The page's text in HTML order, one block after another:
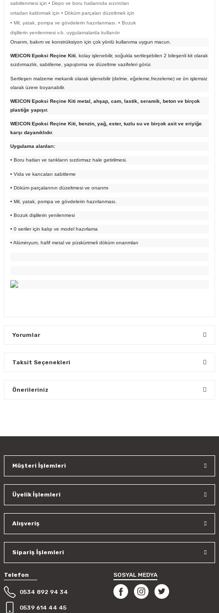
sabitlenmesi için • Depo ve boru hatlarında sızıntıları
ortadan kaldırmak için • Döküm parçaları düzeltmek için
• Mil, yatak, pompa ve gövdelerin hazırlanması. • Bozuk
dişlilerin yenilenmesi v.b. uygulamalarda kullanılır
Onarım, bakım ve konstrüksiyon için çok yönlü kullanıma uygun macun.
WEICON Epoksi Reçine Kiti, kolay işlenebilir, soğukla sertleşebilen 2 bileşenli kit olarak
sızdırmazlık, sabitleme, yapıştırma ve düzeltme vazifeleri görür.
Sertleşen malzeme mekanik olarak işlenebilir (delme, eğeleme,frezeleme) ve ön işlemsiz
olarak üzere boyanabilir.
WEICON Epoksi Reçine Kiti metal, ahşap, cam, lastik, seramik, beton ve birçok
plastiğe yapışır.
WEICON Epoksi Reçine Kiti, benzin, yağ, ester, tuzlu su ve birçok asit ve eriyiğe
karşı dayanıklıdır.
Uygulama alanları:
• Boru hatları ve tankların sızdırmaz hale getirilmesi.
• Vida ve kancaları sabitleme
• Döküm parçalarının düzeltmesi ve onarımı
• Mil, yatak, pompa ve gövdelerin hazırlanması.
• Bozuk dişlilerin yenilenmesi
• 0 seriler için kalıp ve model hazırlama
• Alüminyum, hafif metal ve püskürtmeli döküm onarımları
Yorumlar
Taksit Seçenekleri
Önerileriniz
Ürün resmi kalitesiz, bozuk veya görüntülenemiyor.
Ürün bilgilerinde hatalar bulunuyor.
Bu ürüne benzer farklı alternatifler olmalı.
Gönder
Müşteri İşlemleri
Üyelik İşlemleri
Alışveriş
Sipariş İşlemleri
Telefon
0534 892 94 34
0539 614 44 45
SOSYAL MEDYA